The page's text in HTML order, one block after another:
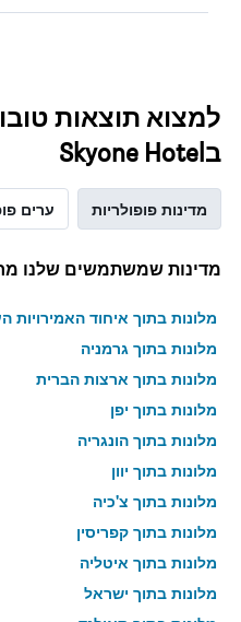
למצוא תוצאות
בSkyone Hotel
מדינות פופולריות ערים
מדינות שמשתמשים שלנו
מלונות בתוך איחוד האמירויות
מלונות בתוך גרמניה
מלונות בתוך ארצות הברית
מלונות בתוך יפן
מלונות בתוך הונגריה
מלונות בתוך יוון
מלונות בתוך צ'כיה
מלונות בתוך קפריסין
מלונות בתוך איטליה
מלונות בתוך ישראל